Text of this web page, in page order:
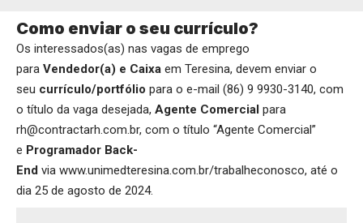
Como enviar o seu currículo?
Os interessados(as) nas vagas de emprego
para Vendedor(a) e Caixa em Teresina, devem enviar o
seu currículo/portfólio para o e-mail (86) 9 9930-3140, com
o título da vaga desejada, Agente Comercial para
rh@contractarh.com.br, com o título “Agente Comercial”
e Programador Back-
End via www.unimedteresina.com.br/trabalheconosco, até o
dia 25 de agosto de 2024.